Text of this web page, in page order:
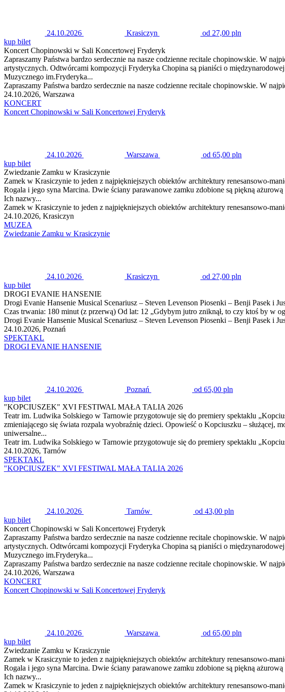
24.10.2026 Krasiczyn
od 27,00 pln
kup bilet
Koncert Chopinowski w Sali Koncertowej Fryderyk
Zapraszamy Państwa bardzo serdecznie na nasze codzienne recitale chopinowskie. W
artystycznych. Odtwórcami kompozycji Fryderyka Chopina są pianiści o
Muzycznego im.Fryderyka...
Zapraszamy Państwa bardzo serdecznie na nasze codzienne recitale chopinowskie. W
24.10.2026, Warszawa
KONCERT
Koncert Chopinowski w Sali Koncertowej Fryderyk
24.10.2026 Warszawa
od 65,00 pln
kup bilet
Zwiedzanie Zamku w Krasiczynie
Zamek w Krasiczynie to jeden z najpiękniejszych obiektów architektury renesansowo-
Rogala i jego syna Marcina. Dwie ściany parawanowe zamku zdobione są piękną
Ich nazwy...
Zamek w Krasiczynie to jeden z najpiękniejszych obiektów architektury renesansowo-
24.10.2026, Krasiczyn
MUZEA
Zwiedzanie Zamku w Krasiczynie
24.10.2026 Krasiczyn
od 27,00 pln
kup bilet
DROGI EVANIE HANSENIE
Drogi Evanie Hansenie Musical Scenariusz – Steven Levenson Piosenki – Benji Pasek i
Czas trwania: 180 minut (z przerwą) Od lat: 12 „Gdybym jutro zniknął, to czy ktoś by w
Drogi Evanie Hansenie Musical Scenariusz – Steven Levenson Piosenki – Benji Pasek i
24.10.2026, Poznań
SPEKTAKL
DROGI EVANIE HANSENIE
24.10.2026 Poznań
od 65,00 pln
kup bilet
"KOPCIUSZEK" XVI FESTIWAL MAŁA TALIA 2026
Teatr im. Ludwika Solskiego w Tarnowie przygotowuje się do premiery spektaklu
zmieniającego się świata rozpala wyobraźnię dzieci. Opowieść o Kopciuszku – służącej,
uniwersalne...
Teatr im. Ludwika Solskiego w Tarnowie przygotowuje się do premiery spektaklu
24.10.2026, Tarnów
SPEKTAKL
"KOPCIUSZEK" XVI FESTIWAL MAŁA TALIA 2026
24.10.2026 Tarnów
od 43,00 pln
kup bilet
Koncert Chopinowski w Sali Koncertowej Fryderyk
Zapraszamy Państwa bardzo serdecznie na nasze codzienne recitale chopinowskie. W
artystycznych. Odtwórcami kompozycji Fryderyka Chopina są pianiści o
Muzycznego im.Fryderyka...
Zapraszamy Państwa bardzo serdecznie na nasze codzienne recitale chopinowskie. W
24.10.2026, Warszawa
KONCERT
Koncert Chopinowski w Sali Koncertowej Fryderyk
24.10.2026 Warszawa
od 65,00 pln
kup bilet
Zwiedzanie Zamku w Krasiczynie
Zamek w Krasiczynie to jeden z najpiękniejszych obiektów architektury renesansowo-
Rogala i jego syna Marcina. Dwie ściany parawanowe zamku zdobione są piękną
Ich nazwy...
Zamek w Krasiczynie to jeden z najpiękniejszych obiektów architektury renesansowo-